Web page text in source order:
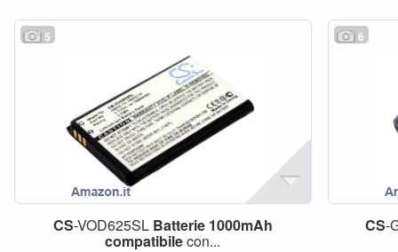
5
CS-VOD625SL Batterie 1000mAh
compatibilecon...
6
CS-